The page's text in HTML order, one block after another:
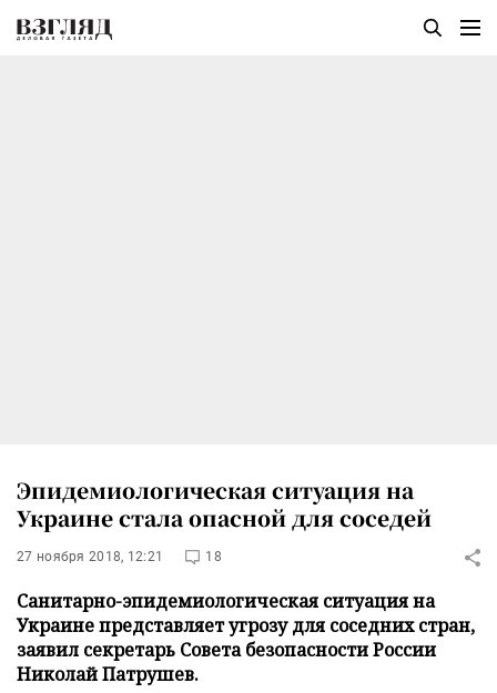
Эпидемиологическая ситуация на
Украине стала опасной для соседей
27 ноября 2018, 12:21 18
Санитарно-эпидемиологическая ситуация на
Украине представляет угрозу для соседних стран,
заявил секретарь Совета безопасности России
Николай Патрушев.